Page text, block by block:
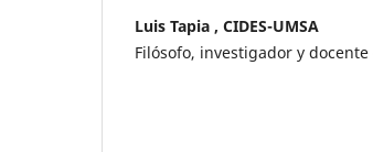
Luis Tapia , CIDES-UMSA
Filósofo, investigador y docente